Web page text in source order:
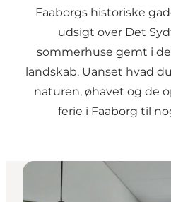
Faaborgs historiske
udsigt over Det
sommerhuse gemt i
landskab. Uanset hvad
naturen, øhavet og de
ferie i Faaborg til